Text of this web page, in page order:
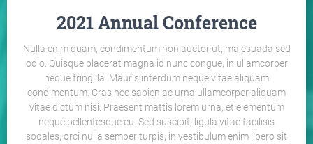
2021 Annual Conference
Nulla enim quam, condimentum non auctor ut, malesuada sed
odio. Quisque placerat magna id nunc congue, in ullamcorper
neque fringilla. Mauris interdum neque vitae aliquam
condimentum. Cras nec sapien ac urna ullamcorper aliquam
vitae dictum nisi. Praesent mattis lorem urna, et elementum
neque pellentesque eu. Sed suscipit, ligula vitae facilisis
sodales, orci nulla semper turpis, in vestibulum enim libero sit